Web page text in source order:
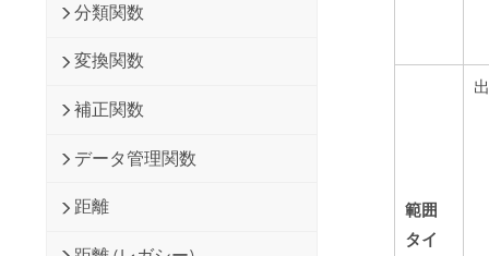
分類関数
変換関数
補正関数
データ管理関数
距離
範囲
タイ